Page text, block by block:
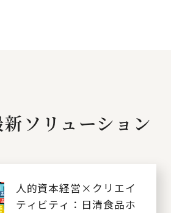
ソリューション
人的資本経営×クリエイ
ティビティ：日清食品ホ